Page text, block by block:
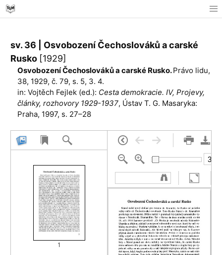
sv. 36 | Osvobození Čechoslováků a carské
Rusko [1929]
Osvobození Čechoslováků a carské Rusko.Právo lidu,
38, 1929, č. 79, s. 5, 3. 4.
in: Vojtěch Fejlek (ed.): Cesta demokracie. IV, Projevy,
články, rozhovory 1929-1937, Ústav T. G. Masaryka:
Praha, 1997, s. 27–28